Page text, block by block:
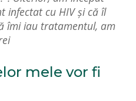
infectat cu HIVși că îl
îmi iau tratamentul, am
mele vor fi